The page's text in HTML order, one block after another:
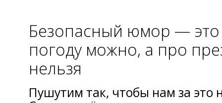
Безопасный юмор — это
погоду можно, а про
нельзя
Пушутим так, чтoбы нам за этo